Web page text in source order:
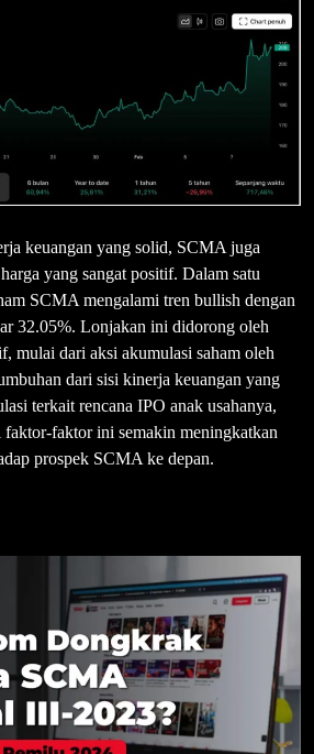
keuangan yang solid, SCMA juga
yang sangat positif. Dalam satu
SCMA mengalami tren bullish dengan
32.05%. Lonjakan ini didorong oleh
mulai dari aksi akumulasi saham oleh
dari sisi kinerja keuangan yang
terkait rencana IPO anak usahanya,
faktor ini semakin meningkatkan
prospek SCMA ke depan.